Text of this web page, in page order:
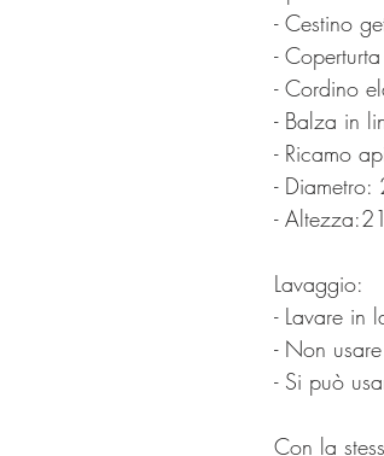
- Cestino
-
- Cordino
- Balza in
- Ricamo
- Diametro:
-
Lavaggio:
- Lavare in
- Non
- Si può
Con la